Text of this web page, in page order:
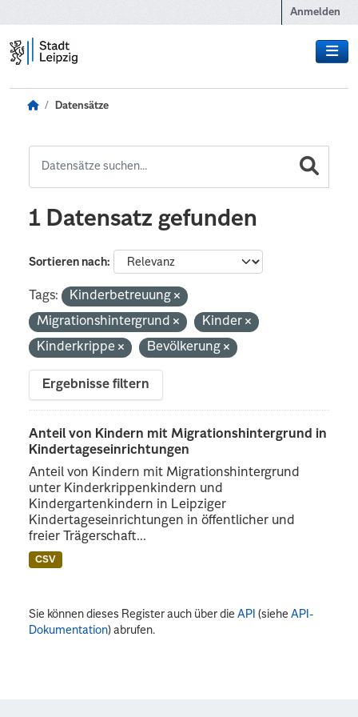
Anmelden
Datensätze
1 Datensatz gefunden
Sortieren nach
Tags:
Kinderbetreuung
Migrationshintergrund
Kinder
Kinderkrippe
Bevölkerung
Ergebnisse filtern
Anteil von Kindern mit Migrationshintergrund in
Kindertageseinrichtungen
Anteil von Kindern mit Migrationshintergrund
unter Kinderkrippenkindern und
Kindergartenkindern in Leipziger
Kindertageseinrichtungen in öffentlicher und
freier Trägerschaft...
CSV
Sie können dieses Register auch über dieAPI (sieheAPI-
Dokumentation) abrufen.